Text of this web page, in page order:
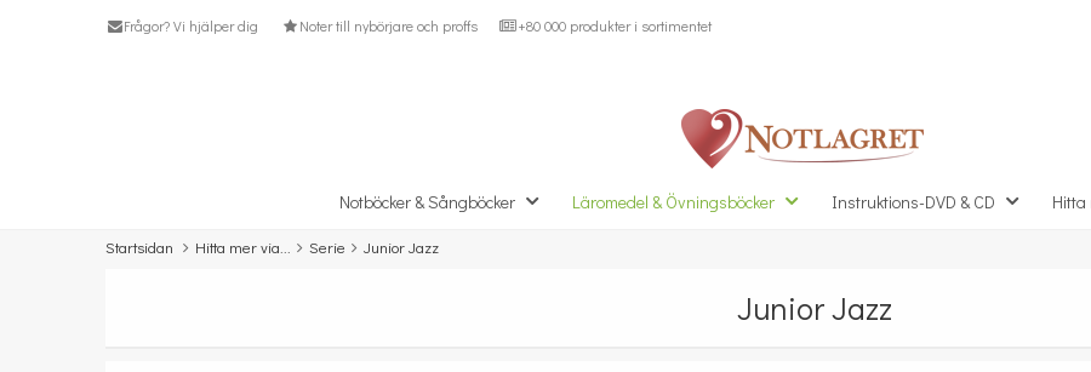
Frågor? Vi hjälper dig Noter till nybörjare och proffs +80 000 produkter i sortimentet
Notböcker & Sångböcker Läromedel & Övningsböcker Instruktions-DVD & CD Hitta
Startsidan Hitta mer via... Serie Junior Jazz
Junior Jazz